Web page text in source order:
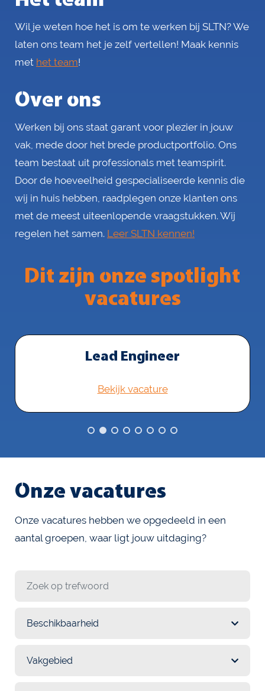
Wil je weten hoe het is om te werken bij SLTN? We
laten ons team het je zelf vertellen! Maak kennis
met het team!
Over ons
Werken bij ons staat garant voor plezier in jouw
vak, mede door het brede productportfolio. Ons
team bestaat uit professionals met teamspirit.
Door de hoeveelheid gespecialiseerde kennis die
wij in huis hebben, raadplegen onze klanten ons
met de meest uiteenlopende vraagstukken. Wij
regelen het samen. Leer SLTN kennen!
Dit zijn onze spotlight
vacatures
Lead Engineer
Bekijk vacature
Onze vacatures
Onze vacatures hebben we opgedeeld in een
aantal groepen, waar ligt jouw uitdaging?